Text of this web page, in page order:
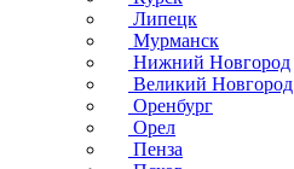
Липецк
Мурманск
Нижний Новгород
Великий Новгород
Оренбург
Орел
Пенза